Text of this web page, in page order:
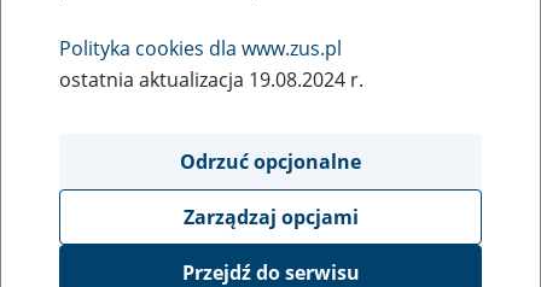
Rodzaj wydarzenia
Szkolenia
obsługa klientów
Event description
Polityka cookies dla www.zus.pl
ostatnia aktualizacja 19.08.2024 r.
Odrzuć opcjonalne
Zarządzaj opcjami
Przejdź do serwisu